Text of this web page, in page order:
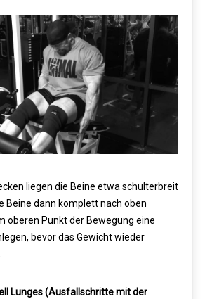
liegen die Beine etwa schulterbreit
Beine dann komplett nach oben
oberen Punkt der Bewegung eine
bevor das Gewicht wieder
Lunges (Ausfallschritte mit der